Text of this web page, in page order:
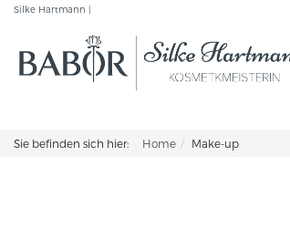
Silke Hartmann |
Sie befinden sich hier: Home Make-up